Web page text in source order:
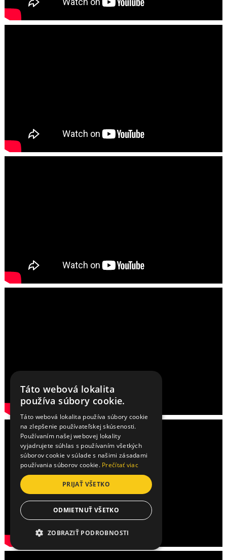
Táto webová lokalita
používa súbory cookie.
Táto webová lokalita používa súbory cookie
na zlepšenie používateľskej skúsenosti.
Používaním našej webovej lokality
vyjadrujete súhlas s používaním všetkých
súborov cookie v súlade s našimi zásadami
používania súborov cookie. Prečítať viac
PRIJAŤ VŠETKO
ODMIETNUŤ VŠETKO
ZOBRAZIŤ PODROBNOSTI